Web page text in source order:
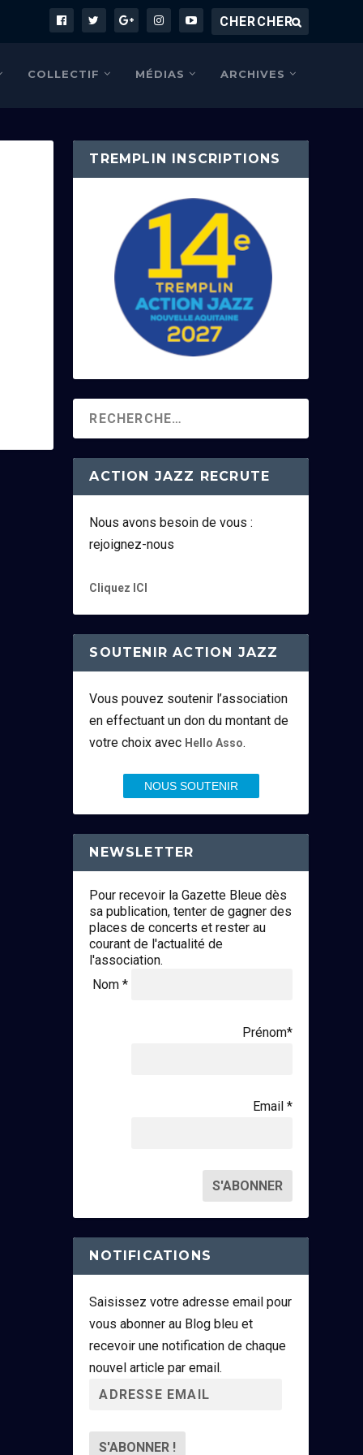
COLLECTIF MÉDIAS ARCHIVES
TREMPLIN INSCRIPTIONS
ACTION JAZZ RECRUTE
Nous avons besoin de vous :
rejoignez-nous
Cliquez ICI
SOUTENIR ACTION JAZZ
Vous pouvez soutenir l’association
en effectuant un don du montant de
votre choix avec Hello Asso.
NOUS SOUTENIR
NEWSLETTER
Pour recevoir la Gazette Bleue dès
sa publication, tenter de gagner des
places de concerts et rester au
courant de l'actualité de
l'association.
Nom *
Prénom*
Email *
NOTIFICATIONS
Saisissez votre adresse email pour
vous abonner au Blog bleu et
recevoir une notification de chaque
nouvel article par email.
r